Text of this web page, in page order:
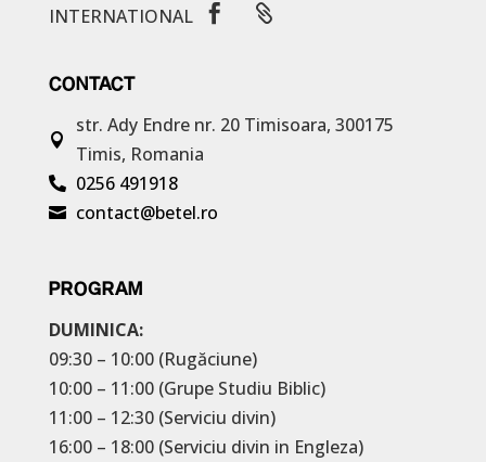
INTERNATIONAL  
CONTACT

str. Ady Endre nr. 20 Timisoara, 300175
Timis, Romania
 0256 491918
 contact@betel.ro
PROGRAM
DUMINICA:
09:30 – 10:00 (Rugăciune)
10:00 – 11:00 (Grupe Studiu Biblic)
11:00 – 12:30 (Serviciu divin)
16:00 – 18:00 (Serviciu divin in Engleza)